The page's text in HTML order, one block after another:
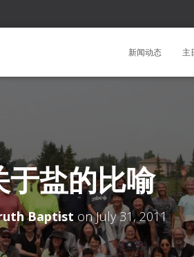
新闻动态 主
于盐的比喻
Baptist onJuly 31, 2011